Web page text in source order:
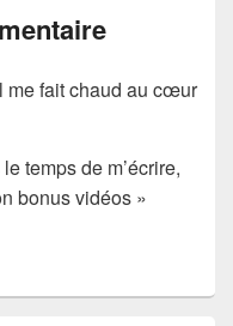
me fait chaud au cœur
temps de m’écrire,
bonus vidéos »